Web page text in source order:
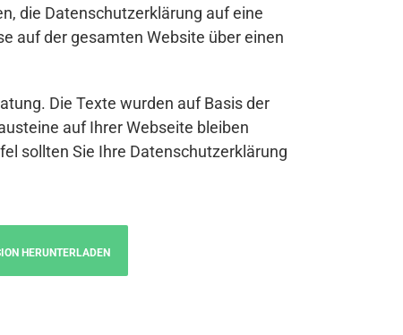
die Datenschutzerklärung auf eine
auf der gesamten Website über einen
Die Texte wurden auf Basis der
auf Ihrer Webseite bleiben
sollten Sie Ihre Datenschutzerklärung
HERUNTERLADEN